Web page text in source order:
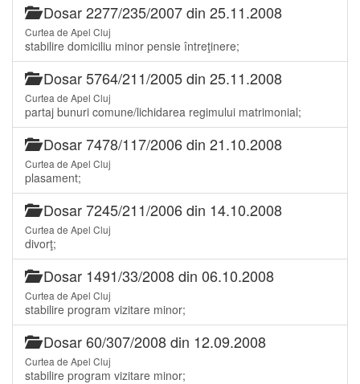
Dosar 2277/235/2007 din 25.11.2008
Curtea de Apel Cluj
stabilire domiciliu minor pensie întreţinere;
Dosar 5764/211/2005 din 25.11.2008
Curtea de Apel Cluj
partaj bunuri comune/lichidarea regimului matrimonial;
Dosar 7478/117/2006 din 21.10.2008
Curtea de Apel Cluj
plasament;
Dosar 7245/211/2006 din 14.10.2008
Curtea de Apel Cluj
divorţ;
Dosar 1491/33/2008 din 06.10.2008
Curtea de Apel Cluj
stabilire program vizitare minor;
Dosar 60/307/2008 din 12.09.2008
Curtea de Apel Cluj
stabilire program vizitare minor;